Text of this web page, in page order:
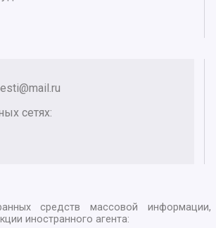
сетях:
средств массовой информации,
иностранного агента: